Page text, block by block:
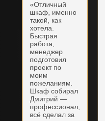
«Отличный
шкаф, именно
такой, как
хотела.
Быстрая
работа,
менеджер
подготовил
проект по
моим
пожеланиям.
Шкаф собирал
Дмитрий —
профессионал,
всё сделал за